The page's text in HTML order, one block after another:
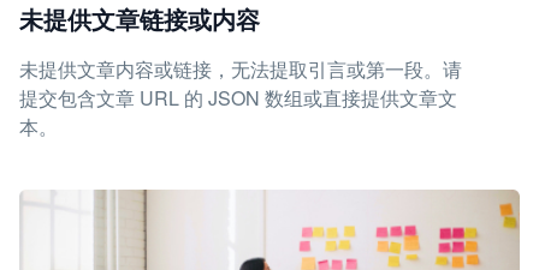
未提供文章链接或内容
未提供文章内容或链接，无法提取引言或第一段。请
提交包含文章 URL 的 JSON 数组或直接提供文章文
本。